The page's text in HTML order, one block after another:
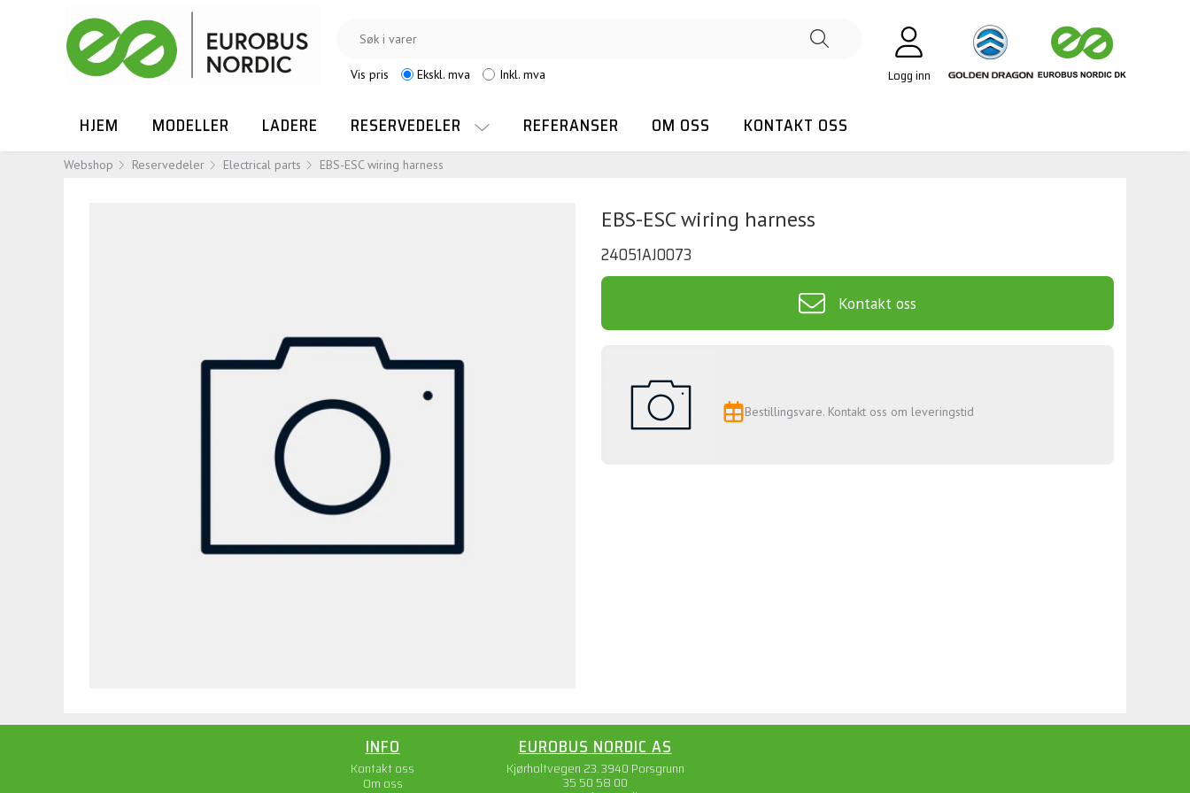
Vis pris Ekskl. mva Inkl. mva Logg inn
HJEM MODELLER LADERE RESERVEDELER REFERANSER OM OSS KONTAKT OSS
Webshop Reservedeler Electrical parts EBS-ESC wiring harness
EBS-ESC wiring harness
24051AJ0073
Kontakt oss
Bestillingsvare. Kontakt oss om leveringstid
INFO
Kontakt oss
Om oss
EUROBUS NORDIC AS
Kjørholtvegen 23. 3940 Porsgrunn
35 50 58 00